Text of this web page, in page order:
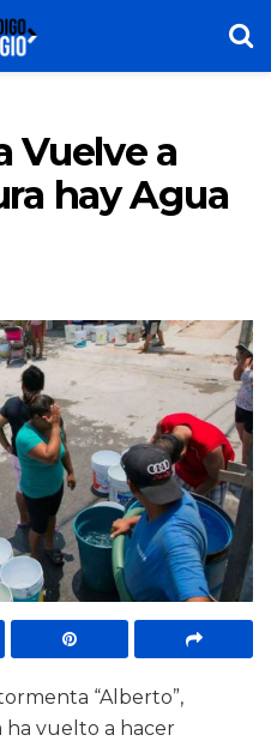
Vuelve a
hay Agua
“Alberto”,
ha vuelto a hacer